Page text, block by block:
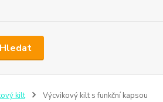
Hledat
kilt Výcvikový kilt s funkční kapsou